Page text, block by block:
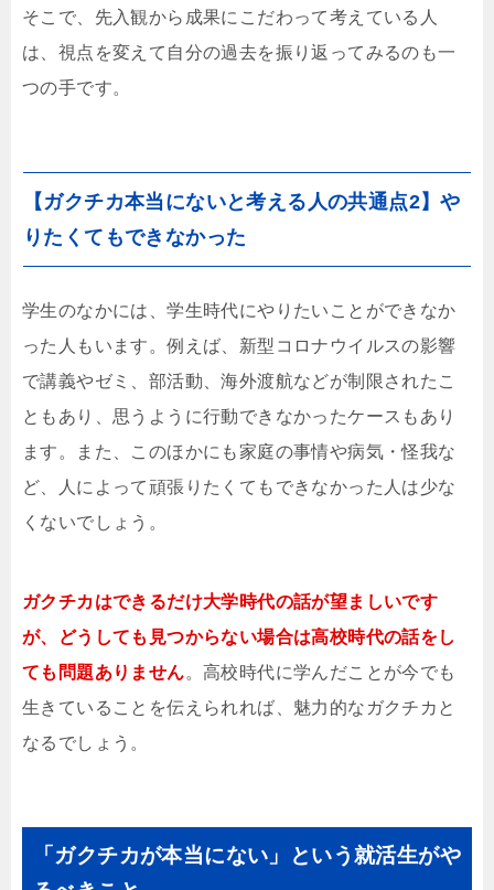
そこで、先入観から成果にこだわって考えている人
は、視点を変えて自分の過去を振り返ってみるのも一
つの手です。
【ガクチカ本当にないと考える人の共通点2】や
りたくてもできなかった
学生のなかには、学生時代にやりたいことができなか
った人もいます。例えば、新型コロナウイルスの影響
で講義やゼミ、部活動、海外渡航などが制限されたこ
ともあり、思うように行動できなかったケースもあり
ます。また、このほかにも家庭の事情や病気・怪我な
ど、人によって頑張りたくてもできなかった人は少な
くないでしょう。
ガクチカはできるだけ大学時代の話が望ましいです
が、どうしても見つからない場合は高校時代の話をし
ても問題ありません。高校時代に学んだことが今でも
生きていることを伝えられれば、魅力的なガクチカと
なるでしょう。
「ガクチカが本当にない」という就活生がや